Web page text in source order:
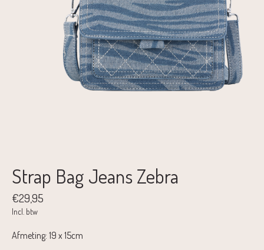
Strap Bag Jeans Zebra
€29,95
Incl. btw
Afmeting: 19 x 15cm